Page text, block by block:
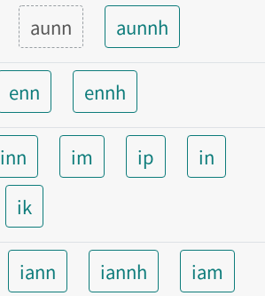
aunn aunnh
enn ennh
inn im ip
in
ik
iann iannh
iam